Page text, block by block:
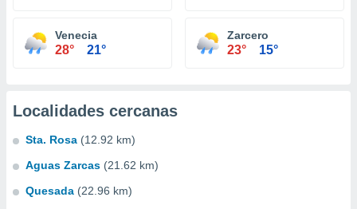
Venecia
28° 21°
Zarcero
23° 15°
Localidades cercanas
Sta. Rosa (12.92 km)
Aguas Zarcas (21.62 km)
Quesada (22.96 km)